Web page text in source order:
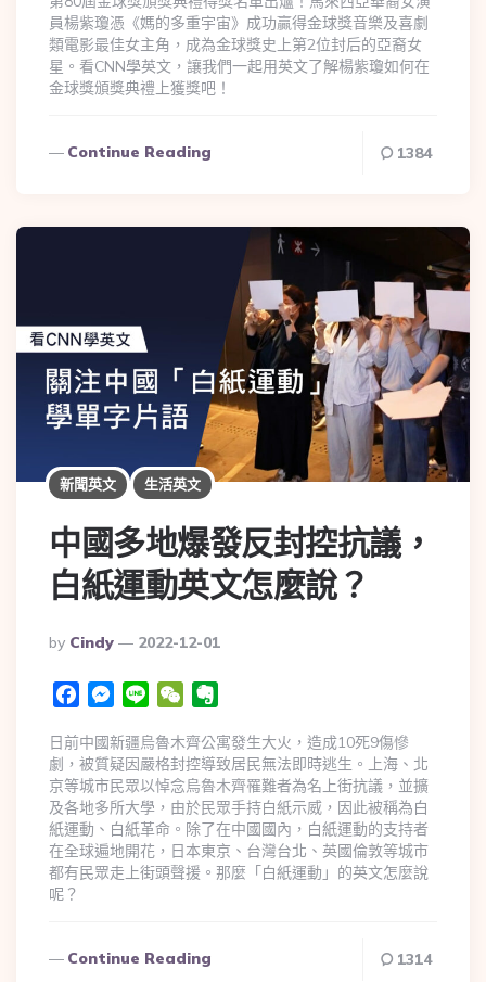
員楊紫瓊憑《媽的多重宇宙》成功贏得金球獎音樂及喜劇
類電影最佳女主角，成為金球獎史上第2位封后的亞裔女
星。看CNN學英文，讓我們一起用英文了解楊紫瓊如何在
金球獎頒獎典禮上獲獎吧！
Continue Reading 1384
新聞英文 生活英文
中國多地爆發反封控抗議，
白紙運動英文怎麼說？
By Cindy 2022-12-01
FacebookMessenger
Line WeChat
日前中國新疆烏魯木齊公寓發生大火，造成10死9傷慘
劇，被質疑因嚴格封控導致居民無法即時逃生。上海、北
京等城市民眾以悼念烏魯木齊罹難者為名上街抗議，並擴
及各地多所大學，由於民眾手持白紙示威，因此被稱為白
紙運動、白紙革命。除了在中國國內，白紙運動的支持者
在全球遍地開花，日本東京、台灣台北、英國倫敦等城市
都有民眾走上街頭聲援。那麼「白紙運動」的英文怎麼說
呢？
Continue Reading 1314